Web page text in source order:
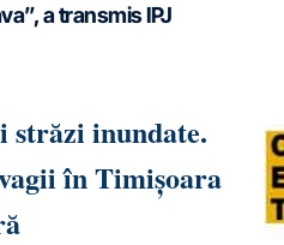
, a transmis IPJ
străzi inundate.
în Timișoara